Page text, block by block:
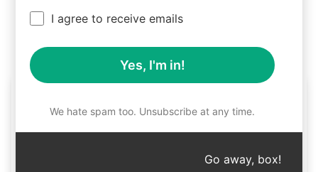
Nadine Ebert
February 20, 2023
bestehende Website
I agree to receive emails
Yes, I'm in!
We hate spam too. Unsubscribe at any time.
Go away, box!